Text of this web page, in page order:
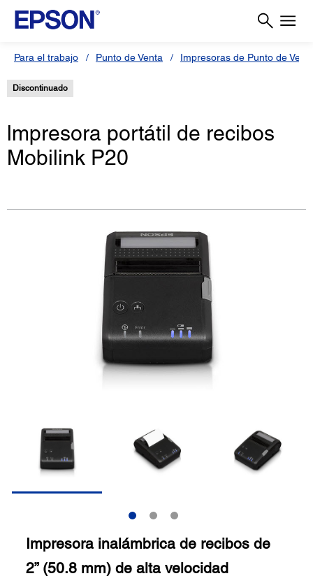
Para el trabajo Punto de Venta Impresoras de Punto de
Discontinuado
lmpresora portátil de recibos
Mobilink P20
Impresora inalámbrica de recibos de
2” (50.8 mm) de alta velocidad